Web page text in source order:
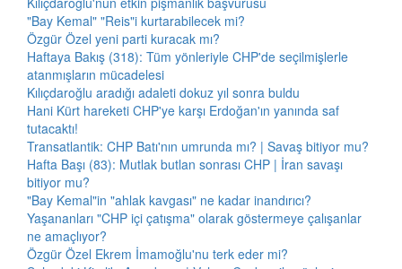
"Bay Kemal" "Reis"i kurtarabilecek mi?
Özgür Özel yeni parti kuracak mı?
Haftaya Bakış (318): Tüm yönleriyle CHP'de seçilmişlerle
atanmışların mücadelesi
Kılıçdaroğlu aradığı adaleti dokuz yıl sonra buldu
Hani Kürt hareketi CHP'ye karşı Erdoğan'ın yanında saf
tutacaktı!
Transatlantik: CHP Batı'nın umrunda mı? | Savaş bitiyor mu?
Hafta Başı (83): Mutlak butlan sonrası CHP | İran savaşı
bitiyor mu?
"Bay Kemal"in "ahlak kavgası" ne kadar inandırıcı?
Yaşananları "CHP içi çatışma" olarak göstermeye çalışanlar
ne amaçlıyor?
Özgür Özel Ekrem İmamoğlu'nu terk eder mi?